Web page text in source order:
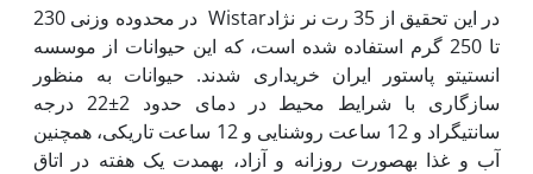
در این تحقیق از 35 رت نر نژادWistar در محدوده وزنی 230
تا 250 گرم استفاده شده است، که این حیوانات از موسسه
انستیتو پاستور ایران خریداری شدند. حیوانات به منظور
سازگاری با شرایط محیط در دمای حدود 2±22 درجه
سانتی‏گراد و 12 ساعت روشنایی و 12 ساعت تاریکی، همچنین
آب و غذا به‏صورت روزانه و آزاد، به‏مدت یک هفته در اتاق